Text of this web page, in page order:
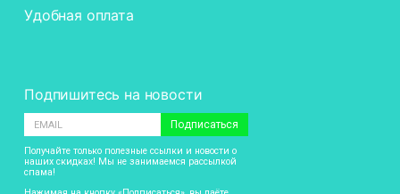
Удобная оплата
Подпишитесь на новости
Подписаться
Получайте только полезные ссылки и новости о
наших скидках! Мы не занимаемся рассылкой
спама!